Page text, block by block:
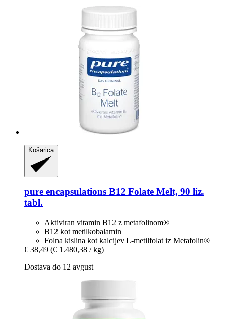
Košarica
pure encapsulations B12 Folate Melt, 90 liz.
tabl.
Aktiviran vitamin B12 z metafolinom®
B12 kot metilkobalamin
Folna kislina kot kalcijev L-metilfolat iz Metafolin®
€ 38,49 (€ 1.480,38 / kg)
Dostava do 12 avgust